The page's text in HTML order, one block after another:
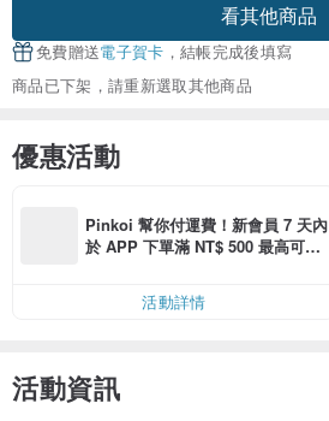
看其他商品
免費贈送電子賀卡 ，結帳完成後填寫
商品已下架，請重新選取其他商品
優惠活動
Pinkoi 幫你付運費！新會員 7 天內
於 APP 下單滿 NT$ 500 最高可折
活動詳情
活動資訊